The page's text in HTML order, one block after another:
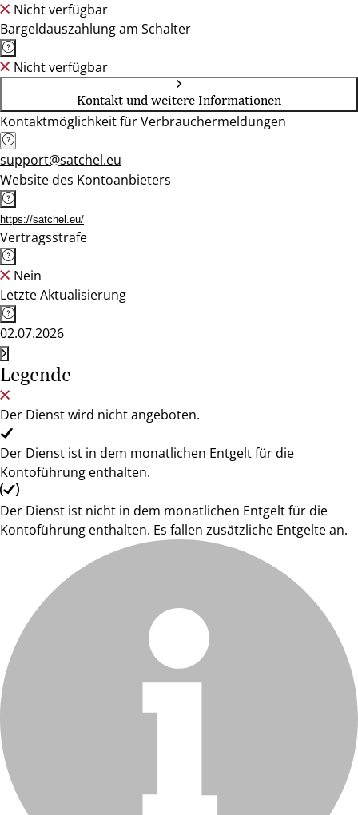
Nicht verfügbar
Bargeldauszahlung am Schalter
Nicht verfügbar
Kontakt und weitere Informationen
Kontaktmöglichkeit für Verbrauchermeldungen
support@satchel.eu
Website des Kontoanbieters
https://satchel.eu/
Vertragsstrafe
Nein
Letzte Aktualisierung
02.07.2026
Legende
Der Dienst wird nicht angeboten.
Der Dienst ist in dem monatlichen Entgelt für die
Kontoführung enthalten.
Der Dienst ist nicht in dem monatlichen Entgelt für die
Kontoführung enthalten. Es fallen zusätzliche Entgelte an.